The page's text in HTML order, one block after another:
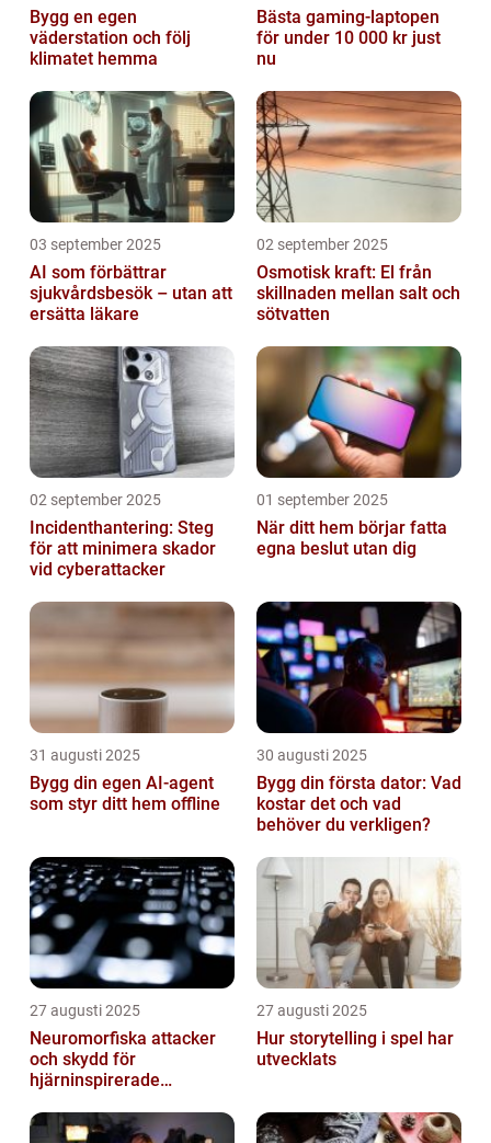
Bygg en egen
väderstation och följ
klimatet hemma
Bästa gaming-laptopen
för under 10 000 kr just
nu
03 september 2025
AI som förbättrar
sjukvårdsbesök – utan att
ersätta läkare
02 september 2025
Osmotisk kraft: El från
skillnaden mellan salt och
sötvatten
02 september 2025
Incidenthantering: Steg
för att minimera skador
vid cyberattacker
01 september 2025
När ditt hem börjar fatta
egna beslut utan dig
31 augusti 2025
Bygg din egen AI-agent
som styr ditt hem offline
30 augusti 2025
Bygg din första dator: Vad
kostar det och vad
behöver du verkligen?
27 augusti 2025
Neuromorfiska attacker
och skydd för
hjärninspirerade
27 augusti 2025
Hur storytelling i spel har
utvecklats